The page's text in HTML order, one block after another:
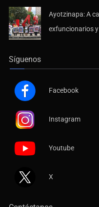
Ayotzinapa: A
exfuncionarios
Síguenos
Facebook
Instagram
Youtube
X